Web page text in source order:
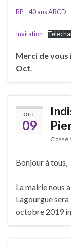
RP – 40 ans ABCD
Invitation
Merci de vous
Oct.
OCT
09
Classé
Bonjour à tous,
La mairie nous
Lagourgue
octobre 2019